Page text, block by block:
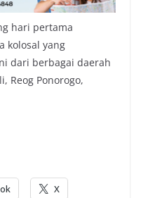
hari pertama
kolosal yang
dari berbagai daerah
Reog Ponorogo,
X